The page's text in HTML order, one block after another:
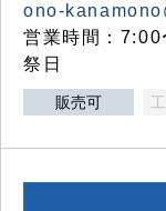
ono-
営業時間：
祭日
販売可